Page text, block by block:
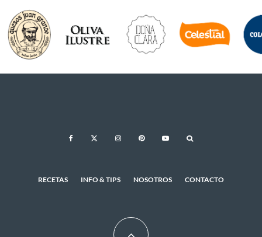
RECETAS INFO & TIPS NOSOTROS CONTACTO